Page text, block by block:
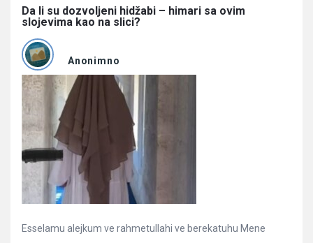
Latest
Pitanja
Da li su dozvoljeni hidžabi – himari sa ovim
slojevima kao na slici?
Anonimno
Esselamu alejkum ve rahmetullahi ve berekatuhu Mene